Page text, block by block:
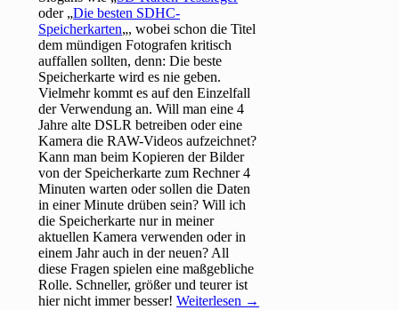
oder „Die besten SDHC-
Speicherkarten„, wobei schon die Titel
dem mündigen Fotografen kritisch
auffallen sollten, denn: Die beste
Speicherkarte wird es nie geben.
Vielmehr kommt es auf den Einzelfall
der Verwendung an. Will man eine 4
Jahre alte DSLR betreiben oder eine
Kamera die RAW-Videos aufzeichnet?
Kann man beim Kopieren der Bilder
von der Speicherkarte zum Rechner 4
Minuten warten oder sollen die Daten
in einer Minute drüben sein? Will ich
die Speicherkarte nur in meiner
aktuellen Kamera verwenden oder in
einem Jahr auch in der neuen? All
diese Fragen spielen eine maßgebliche
Rolle. Schneller, größer und teurer ist
hier nicht immer besser!Weiterlesen →